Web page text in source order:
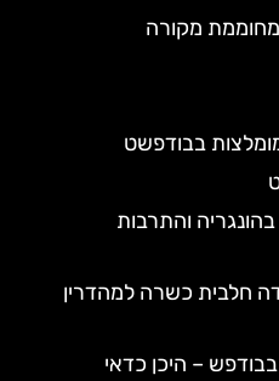
מקורה
בבודפשט
והתרבות
חלבית כשרה למהדרין
– היכן כדאי